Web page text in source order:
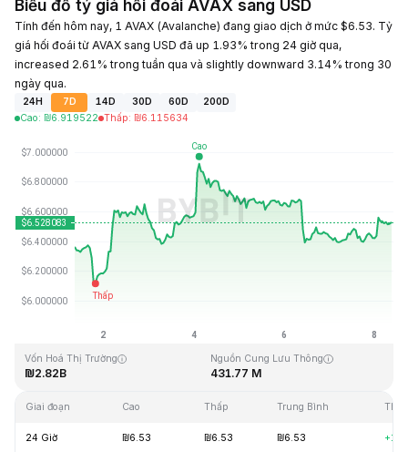
Biểu đồ tỷ giá hối đoái AVAX sang USD
Tính đến hôm nay, 1 AVAX (Avalanche) đang giao dịch ở mức $6.53. Tỷ
giá hối đoái từ AVAX sang USD đã up 1.93% trong 24 giờ qua,
increased 2.61% trong tuần qua và slightly downward 3.14% trong 30
ngày qua.
24H 7D 14D 30D 60D
200D
Cao: ₪6.919522 Thấp: ₪6.115634
Cập Nhật Lần Cuối: 2026-08-08, 09:01 GMT+0
Vốn Hoá Thị Trường
₪2.82B
Nguồn Cung Lưu Thông
431.77 M
Giai đoạn Cao Thấp Trung Bình
24 Giờ ₪6.53 ₪6.53 ₪6.53